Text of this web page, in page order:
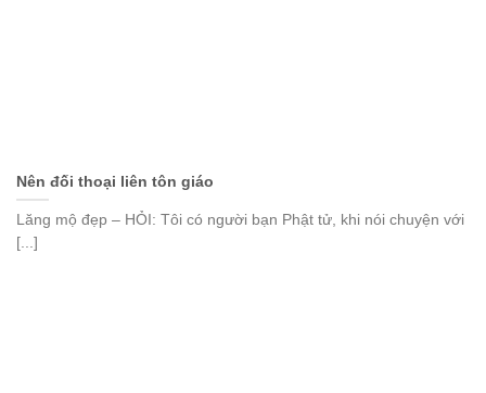
Nên đối thoại liên tôn giáo
Lăng mộ đẹp – HỎI: Tôi có người bạn Phật tử, khi nói chuyện với
[...]